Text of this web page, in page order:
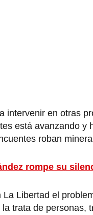
intervenir en otras
está avanzando
roban
rompe su
Libertad el
trata de